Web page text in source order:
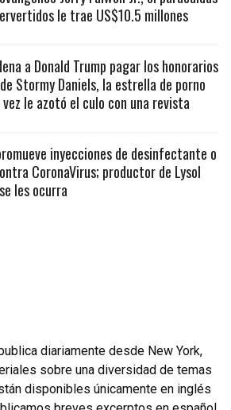
le trae US$10.5 millones
a Donald Trump pagar los honorarios
Stormy Daniels, la estrella de porno
vez le azotó el culo con una revista
inyecciones de desinfectante o
CoronaVirus; productor de Lysol
les ocurra
diariamente desde New York,
sobre una diversidad de temas
disponibles únicamente en inglés